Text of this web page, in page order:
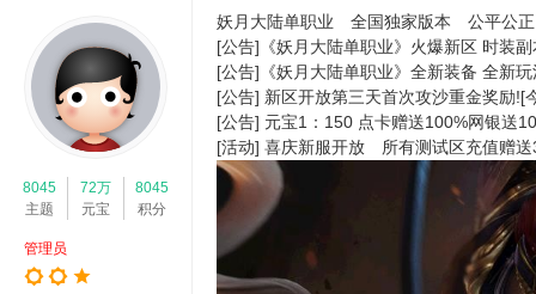
8045
主题
72万
元宝
8045
积分
管理员
妖月大陆单职业 全国独家版本 公平公
[公告]《妖月大陆单职业》火爆新区 时装
[公告]《妖月大陆单职业》全新装备 全新
[公告] 新区开放第三天首次攻沙重金奖励![
[公告] 元宝1：150 点卡赠送100%网银送
[活动] 喜庆新服开放 所有测试区充值赠送